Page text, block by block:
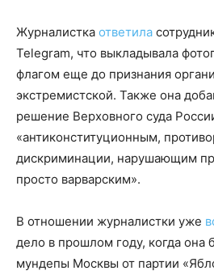
Журналистка ответила
Telegram, что выкладывала
флагом еще до признания
экстремистской. Также она
решение Верховного суда
«антиконституционным,
дискриминации, нарушающим
просто варварским».
В отношении журналистки уже
дело в прошлом году, когда она
мундепы Москвы от партии